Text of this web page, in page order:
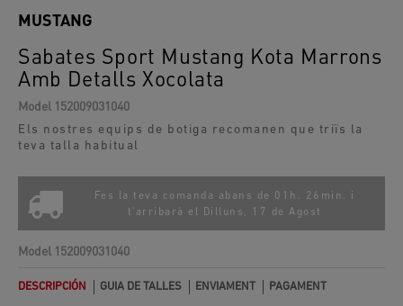
Sabates Sport Mustang Kota Marrons
Amb Detalls Xocolata
MUSTANG
Model 152009031040
Els nostres equips de botiga recomanen que triïs la
teva talla habitual
Fes la teva comanda abans de 01h. 26min. i
t'arribarà el
Dilluns, 17 de Agost
Model 152009031040
DESCRIPCIÓN GUIA DE TALLES ENVIAMENT PAGAMENT